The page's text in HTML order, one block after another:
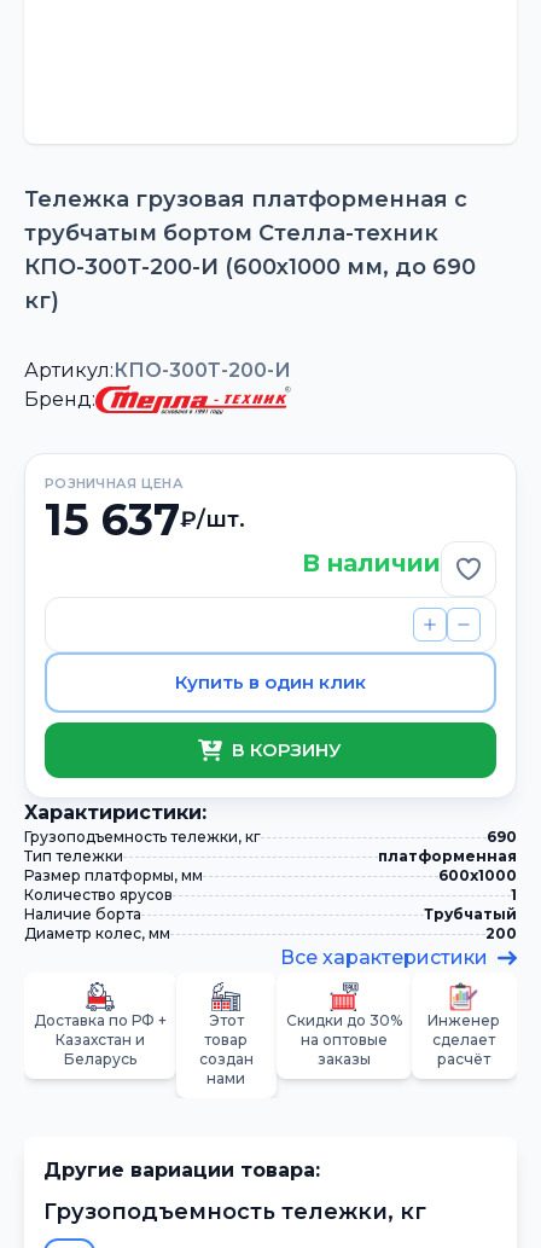
Тележка грузовая платформенная с
трубчатым бортом Стелла-техник
КПО-300Т-200-И (600х1000 мм, до 690
кг)
Артикул:КПО-300Т-200-И
Бренд:
РОЗНИЧНАЯ ЦЕНА
15 637₽/шт.
В наличии
Купить в один клик
В КОРЗИНУ
Xарактиристики:
Грузоподъемность тележки, кг
690
Тип тележки
платформенная
Размер платформы, мм
600х1000
Количество ярусов
1
Наличие борта
Трубчатый
Диаметр колес, мм
200
Все характеристики
Доставка по РФ +
Казахстан и
Беларусь
Этот
товар
создан
нами
Скидки до 30%
на оптовые
заказы
Инженер
сделает
расчёт
Другие вариации товара:
Грузоподъемность тележки, кг